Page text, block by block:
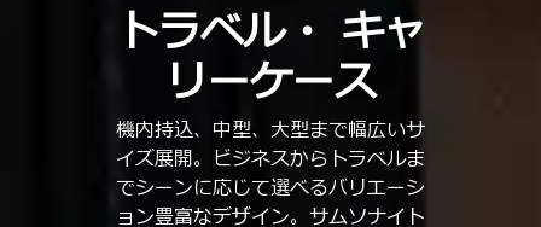
トラベル・ キャ
リーケース
機内持込、中型、大型まで幅広いサ
イズ展開。ビジネスからトラベルま
でシーンに応じて選べるバリエーシ
ョン豊富なデザイン。サムソナイト